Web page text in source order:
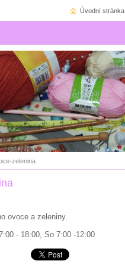
zelenina
ovoce a zeleniny.
- 18:00, So 7:00 -12:00
Úvodní stránka